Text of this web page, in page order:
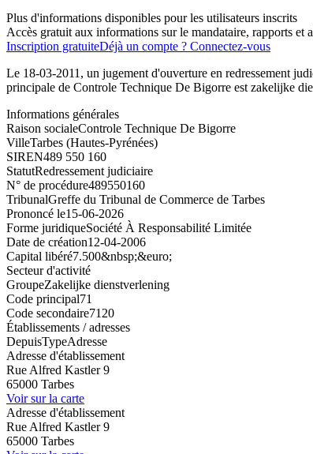
Plus d'informations disponibles pour les utilisateurs inscrits
Accès gratuit aux informations sur le mandataire, rapports et
Inscription gratuiteDéjà un compte ? Connectez-vous
Le 18-03-2011, un jugement d'ouverture en redressement
principale de Controle Technique De Bigorre est zakelijke
Informations générales
Raison socialeControle Technique De Bigorre
VilleTarbes (Hautes-Pyrénées)
SIREN489 550 160
StatutRedressement judiciaire
N° de procédure489550160
TribunalGreffe du Tribunal de Commerce de Tarbes
Prononcé le15-06-2026
Forme juridiqueSociété À Responsabilité Limitée
Date de création12-04-2006
Capital libéré7.500&nbsp;&euro;
Secteur d'activité
GroupeZakelijke dienstverlening
Code principal71
Code secondaire7120
Établissements / adresses
DepuisTypeAdresse
Adresse d'établissement
Rue Alfred Kastler 9
65000 Tarbes
Voir sur la carte
Adresse d'établissement
Rue Alfred Kastler 9
65000 Tarbes